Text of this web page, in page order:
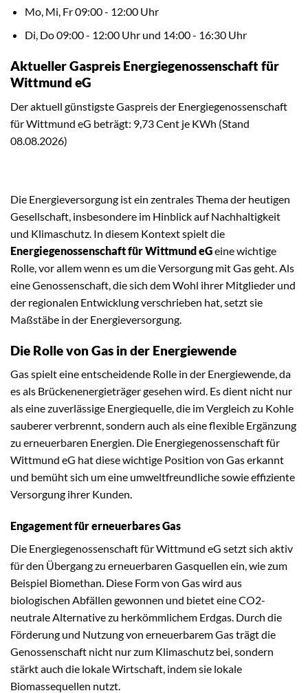
Mo, Mi, Fr 09:00 - 12:00 Uhr
Di, Do 09:00 - 12:00 Uhr und 14:00 - 16:30 Uhr
Aktueller Gaspreis Energiegenossenschaft für
Wittmund eG
Der aktuell günstigste Gaspreis der Energiegenossenschaft
für Wittmund eG beträgt: 9,73 Cent je KWh (Stand
08.08.2026)
Die Energieversorgung ist ein zentrales Thema der heutigen
Gesellschaft, insbesondere im Hinblick auf Nachhaltigkeit
und Klimaschutz. In diesem Kontext spielt die
Energiegenossenschaft für Wittmund eGeine wichtige
Rolle, vor allem wenn es um die Versorgung mit Gas geht. Als
eine Genossenschaft, die sich dem Wohl ihrer Mitglieder und
der regionalen Entwicklung verschrieben hat, setzt sie
Maßstäbe in der Energieversorgung.
Die Rolle von Gas in der Energiewende
Gas spielt eine entscheidende Rolle in der Energiewende, da
es als Brückenenergieträger gesehen wird. Es dient nicht nur
als eine zuverlässige Energiequelle, die im Vergleich zu Kohle
sauberer verbrennt, sondern auch als eine flexible Ergänzung
zu erneuerbaren Energien. Die Energiegenossenschaft für
Wittmund eG hat diese wichtige Position von Gas erkannt
und bemüht sich um eine umweltfreundliche sowie effiziente
Versorgung ihrer Kunden.
Engagement für erneuerbares Gas
Die Energiegenossenschaft für Wittmund eG setzt sich aktiv
für den Übergang zu erneuerbaren Gasquellen ein, wie zum
Beispiel Biomethan. Diese Form von Gas wird aus
biologischen Abfällen gewonnen und bietet eine CO2-
neutrale Alternative zu herkömmlichem Erdgas. Durch die
Förderung und Nutzung von erneuerbarem Gas trägt die
Genossenschaft nicht nur zum Klimaschutz bei, sondern
stärkt auch die lokale Wirtschaft, indem sie lokale
Biomassequellen nutzt.